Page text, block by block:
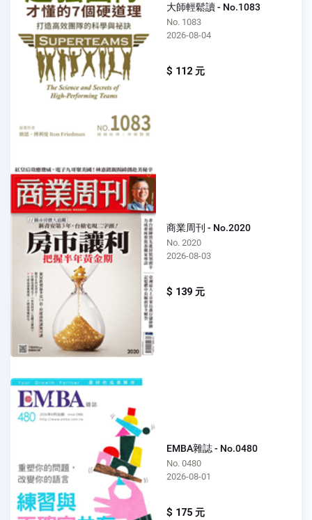
大師輕鬆讀 - No.1083
No. 1083
2026-08-04
$ 112 元
商業周刊 - No.2020
No. 2020
2026-08-03
$ 139 元
EMBA雜誌 - No.0480
No. 0480
2026-08-01
$ 175 元